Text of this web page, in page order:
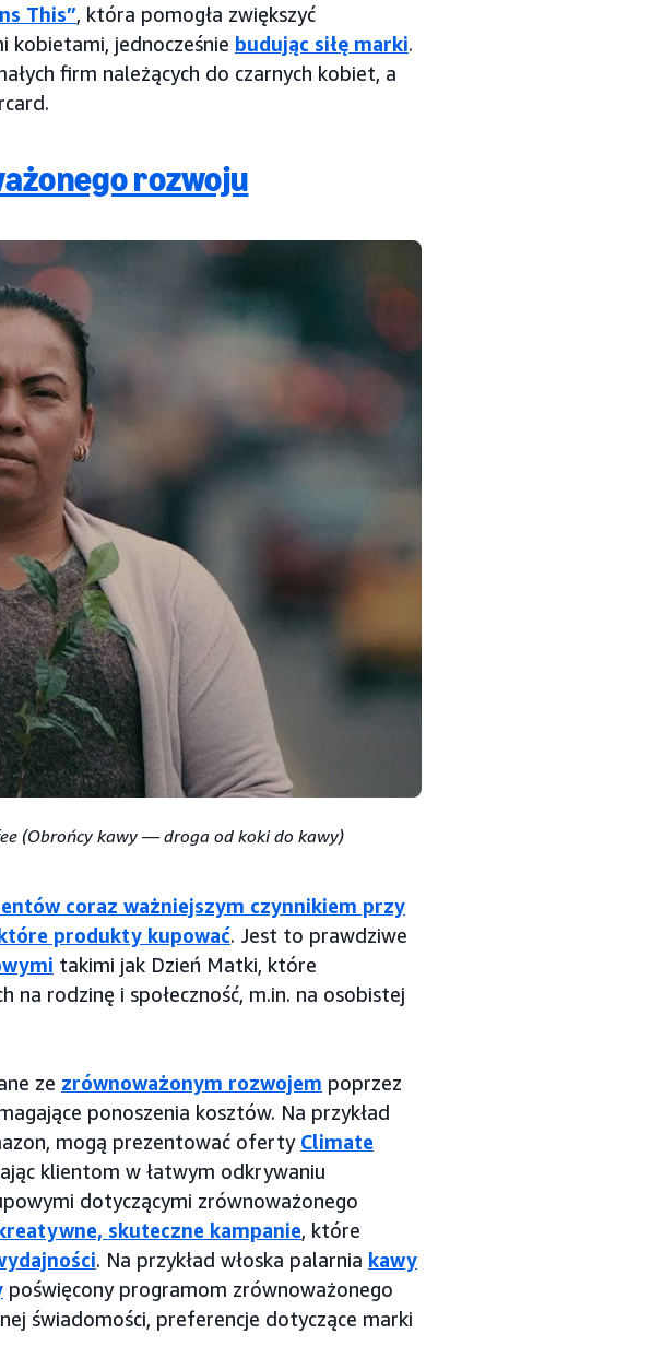
This”, która pomogła zwiększyć
kobietami, jednocześnie budując siłę marki.
firm należących do czarnych kobiet, a
rozwoju
(Obrońcy kawy — droga od koki do kawy)
coraz ważniejszym czynnikiem przy
produkty kupować. Jest to prawdziwe
takimi jak Dzień Matki, które
rodzinę i społeczność, m.in. na osobistej
ze zrównoważonym rozwojem poprzez
ponoszenia kosztów. Na przykład
mogą prezentować oferty Climate
klientom w łatwym odkrywaniu
dotyczącymi zrównoważonego
skuteczne kampanie, które
. Na przykład włoska palarnia kawy
poświęcony programom zrównoważonego
świadomości, preferencje dotyczące marki